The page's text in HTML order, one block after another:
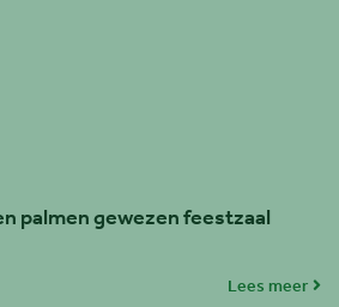
palmen gewezen feestzaal
Lees meer